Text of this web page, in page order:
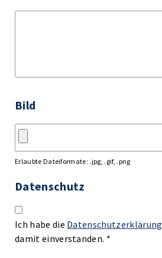
Bild
Erlaubte Dateiformate: .jpg, .gif, .png
Datenschutz
Ich habe die Datenschutzerklärung
damit einverstanden. *